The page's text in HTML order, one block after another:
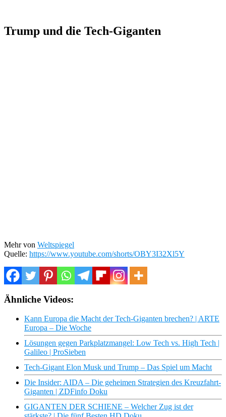
Trump und die Tech-Giganten
Mehr von Weltspiegel
Quelle: https://www.youtube.com/shorts/OBY3I32Xl5Y
Ähnliche Videos:
Kann Europa die Macht der Tech-Giganten brechen? | ARTE
Europa – Die Woche
Lösungen gegen Parkplatzmangel: Low Tech vs. High Tech |
Galileo | ProSieben
Tech-Gigant Elon Musk und Trump – Das Spiel um Macht
Die Insider: AIDA – Die geheimen Strategien des Kreuzfahrt-
Giganten | ZDFinfo Doku
GIGANTEN DER SCHIENE – Welcher Zug ist der